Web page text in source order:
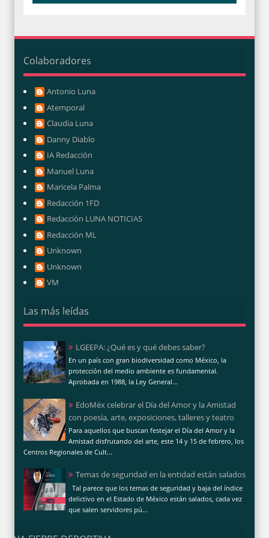
Colaboradores
Antonio Luna
Atemporal
Claudia Luna
Danny Diablo
IA Redacción
Manuel Luna
Maricela Palma
Redacción 1FD
Redacción LUNA NOTICIAS
Redacción ML
Unknown
Unknown
VM
Las más leídas
LGEEPA: ¿Qué es y qué debes saber?
En un país con gran biodiversidad como México, la
protección del medio ambiente es fundamental.
Aprobada en 1988, la Ley General...
EdoMéx celebrar el Día del Amor y la Amistad
con poesía, arte, exposiciones, talleres y teatro
Para aquellos que buscan festejar el Día del Amor y la
Amistad disfrutando del arte, este 14 y 15 de febrero, los
Centros Regionales de Cult...
Temas de seguridad en la entidad están salados
Tal parece que los temas de seguridad y baja del índice
delictivo en el Estado de México están salados, cada vez
que salen servidores pú...